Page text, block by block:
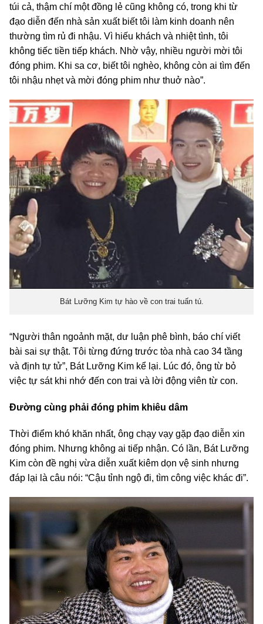
túi cả, thậm chí một đồng lẻ cũng không có, trong khi từ
đạo diễn đến nhà sản xuất biết tôi làm kinh doanh nên
thường tìm rủ đi nhậu. Vì hiếu khách và nhiệt tình, tôi
không tiếc tiền tiếp khách. Nhờ vậy, nhiều người mời tôi
đóng phim. Khi sa cơ, biết tôi nghèo, không còn ai tìm đến
tôi nhậu nhẹt và mời đóng phim như thuở nào”.
Bát Lưỡng Kim tự hào về con trai tuấn tú.
“Người thân ngoảnh mặt, dư luận phê bình, báo chí viết
bài sai sự thật. Tôi từng đứng trước tòa nhà cao 34 tầng
và định tự tử”, Bát Lưỡng Kim kể lại. Lúc đó, ông từ bỏ
việc tự sát khi nhớ đến con trai và lời động viên từ con.
Đường cùng phải đóng phim khiêu dâm
Thời điểm khó khăn nhất, ông chạy vạy gặp đạo diễn xin
đóng phim. Nhưng không ai tiếp nhận. Có lần, Bát Lưỡng
Kim còn đề nghị vừa diễn xuất kiêm dọn vệ sinh nhưng
đáp lại là câu nói: “Cậu tỉnh ngộ đi, tìm công việc khác đi”.